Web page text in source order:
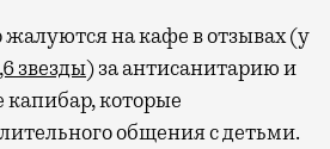
жалуются на кафе в отзывах (у
звезды) за антисанитарию и
которые
общения с детьми.